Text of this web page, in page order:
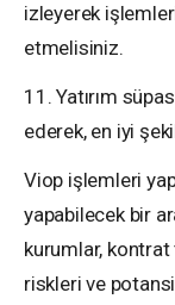
izleyerek
etmelisiniz.
11. Yatırım
ederek, en iyi
Viop işlemleri
yapabilecek bir
kurumlar,
riskleri ve